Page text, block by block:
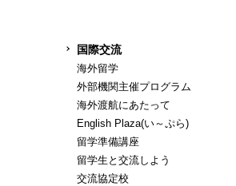
国際交流
海外留学
外部機関主催プログラム
海外渡航にあたって
English Plaza(い～ぷら)
留学準備講座
留学生と交流しよう
交流協定校